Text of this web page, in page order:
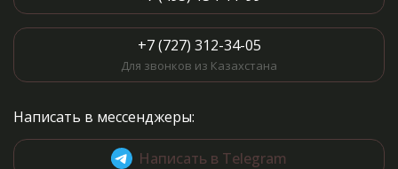
+7 (727) 312-34-05
Для звонков из Казахстана
Написать в мессенджеры:
Написать в Telegram